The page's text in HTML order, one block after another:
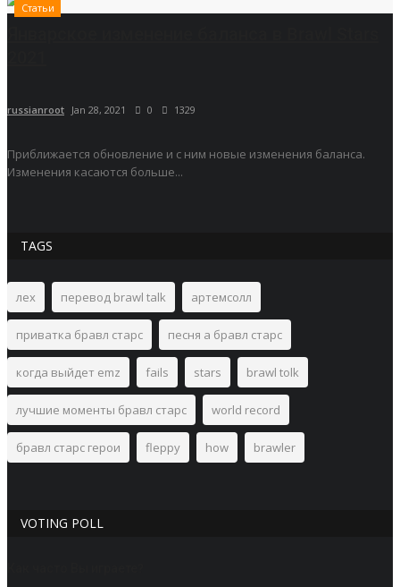
Статьи
russianroot Jan 28, 2021 0 1329
Приближается обновление и с ним новые изменения баланса.
Изменения касаются больше...
TAGS
лех перевод brawl talk артемсолл
приватка бравл старс песня а бравл старс
когда выйдет emz fails stars brawl tolk
лучшие моменты бравл старс world record
бравл старс герои fleppy how brawler
VOTING POLL